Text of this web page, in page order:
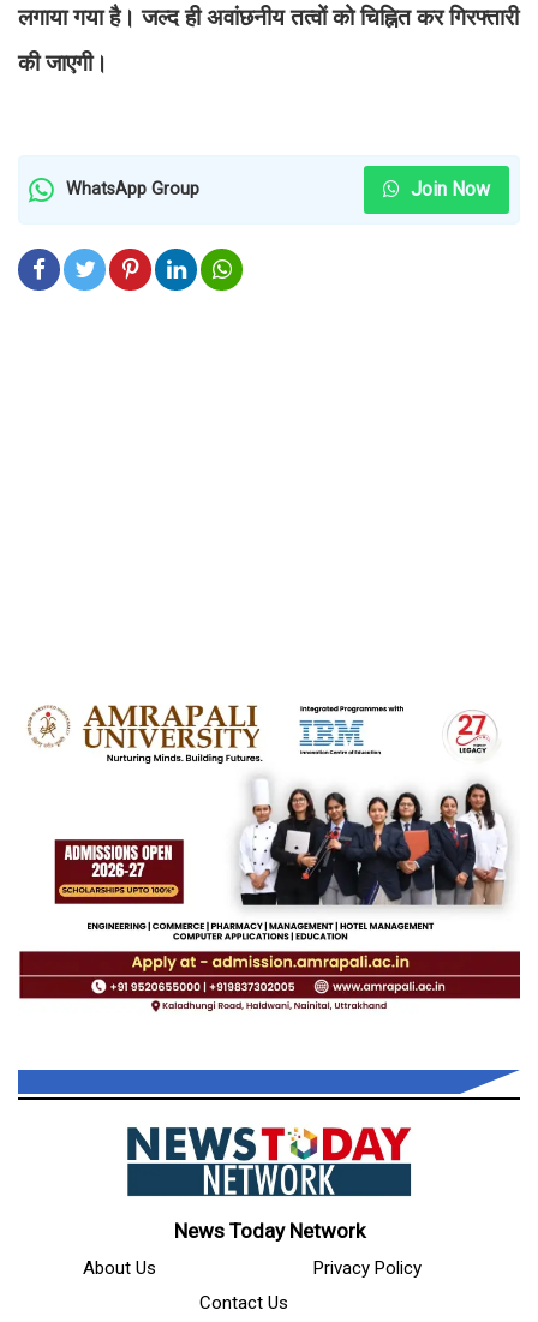
लगाया गया है। जल्द ही अवांछनीय तत्वों को चिह्नित कर गिरफ्तारी
की जाएगी।
WhatsApp Group Join Now
News Today Network
About Us
Privacy Policy
Contact Us